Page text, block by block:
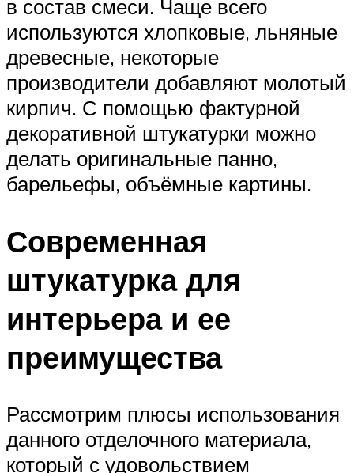
в состав смеси. Чаще всего
используются хлопковые, льняные
древесные, некоторые
производители добавляют молотый
кирпич. С помощью фактурной
декоративной штукатурки можно
делать оригинальные панно,
барельефы, объёмные картины.
Современная
штукатурка для
интерьера и ее
преимущества
Рассмотрим плюсы использования
данного отделочного материала,
который с удовольствием